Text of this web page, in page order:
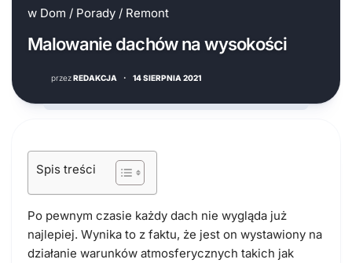
w Dom / Porady / Remont
Malowanie dachów na wysokości
przezREDAKCJA · 14 SIERPNIA 2021
Spis treści
Po pewnym czasie każdy dach nie wygląda już
najlepiej. Wynika to z faktu, że jest on wystawiony na
działanie warunków atmosferycznych takich jak